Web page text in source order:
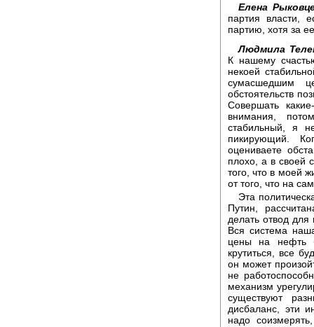
Елена
партия власти,
партию, хотя за
Людмила
К нашему
некоей
сумасшедшим
обстоятельств
Совершать
внимания,
стабильный, я
пикирующий.
оцениваете
плохо, а в своей
того, что в моей
от того, что на
Эта
Путин,
делать отвод
Вся система
цены на нефть
крутиться, все
он может
не
механизм
существуют
дисбаланс, эти
надо